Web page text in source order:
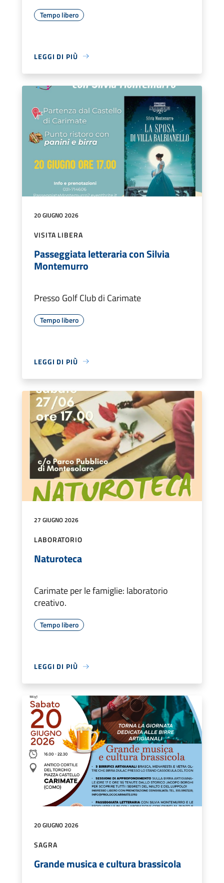
Tempo libero
LEGGI DI PIÙ
20 GIUGNO 2026
VISITA LIBERA
Passeggiata letteraria con Silvia
Montemurro
Presso Golf Club di Carimate
Tempo libero
LEGGI DI PIÙ
27 GIUGNO 2026
LABORATORIO
Naturoteca
Carimate per le famiglie: laboratorio
creativo.
Tempo libero
LEGGI DI PIÙ
20 GIUGNO 2026
SAGRA
Grande musica e cultura brassicola